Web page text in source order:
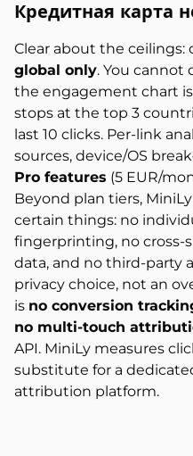
Кредитная карта
Clear about the ceilings:
global only. You cannot
the engagement chart
stops at the top 3
last 10 clicks. Per-link
sources, device/OS
Pro features (5 EUR/
Beyond plan tiers,
certain things: no
fingerprinting, no cross-
data, and no third-party
privacy choice, not an
is no conversion
no multi-touch
API. MiniLy measures
substitute for a
attribution platform.